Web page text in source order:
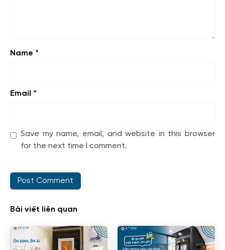
Name *
Email *
Save my name, email, and website in this browser
for the next time I comment.
Bài viết liên quan